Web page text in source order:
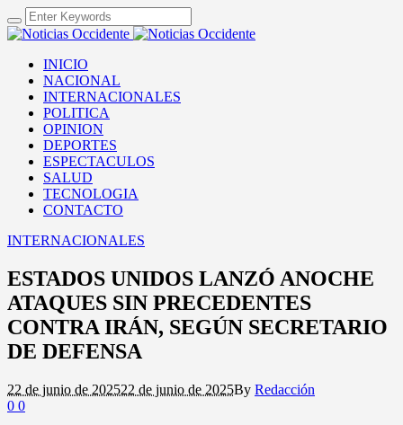
INICIO
NACIONAL
INTERNACIONALES
POLITICA
OPINION
DEPORTES
ESPECTACULOS
SALUD
TECNOLOGIA
CONTACTO
INTERNACIONALES
ESTADOS UNIDOS LANZÓ ANOCHE
ATAQUES SIN PRECEDENTES
CONTRA IRÁN, SEGÚN SECRETARIO
DE DEFENSA
22 de junio de 202522 de junio de 2025By Redacción
0 0